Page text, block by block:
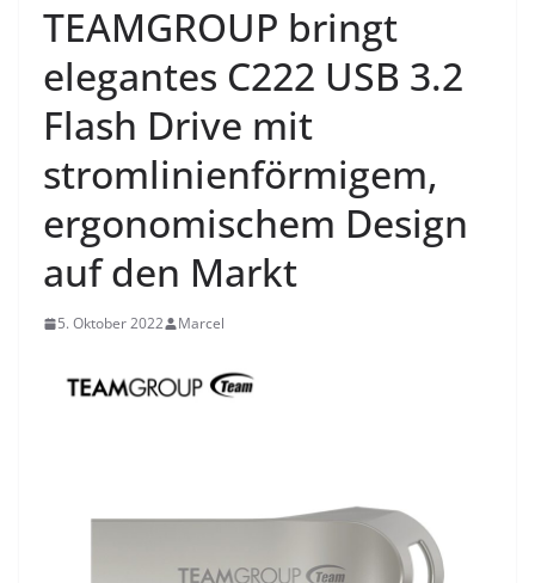
TEAMGROUP bringt
elegantes C222 USB 3.2
Flash Drive mit
stromlinienförmigem,
ergonomischem Design
auf den Markt
5. Oktober 2022 Marcel